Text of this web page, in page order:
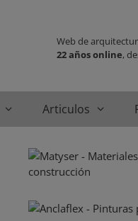
Web de
22 años online,
Articulos